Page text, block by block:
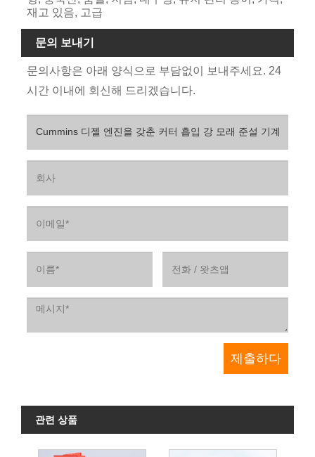
재고 있음, 고급
문의 보내기
문의사항은 아래 양식으로 부담없이 보내주세요. 24
시간 이내에 회신해 드리겠습니다.
관련 상품